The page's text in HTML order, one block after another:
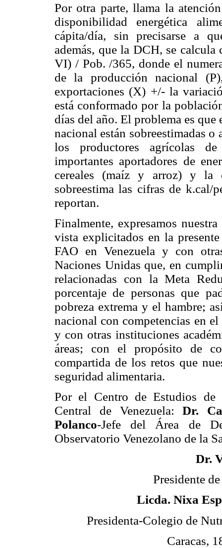
Por otra parte, llama la
disponibilidad energética
cápita/día, sin precisarse a
además, que la DCH, se
VI) / Pob. /365, donde el
de la producción nacional
exportaciones (X) +/- la
está conformado por la
días del año. El problema es
nacional están sobreestimadas
los productores agrícolas
importantes aportadores de
cereales (maíz y arroz) y la
sobreestima las cifras de k.cal/
reportan.
Finalmente, expresamos
vista explicitados en la
FAO en Venezuela y con
Naciones Unidas que, en
relacionadas con la Meta
porcentaje de personas que
pobreza extrema y el hambre;
nacional con competencias en
y con otras instituciones
áreas; con el propósito de
compartida de los retos que
seguridad alimentaria.
Por el Centro de Estudios de
Central de Venezuela:Dr.
Polanco-Jefe del Área de
Observatorio Venezolano de la
Dr.
Presidente
Licda. Nixa
Presidenta-Colegio de
Caracas,